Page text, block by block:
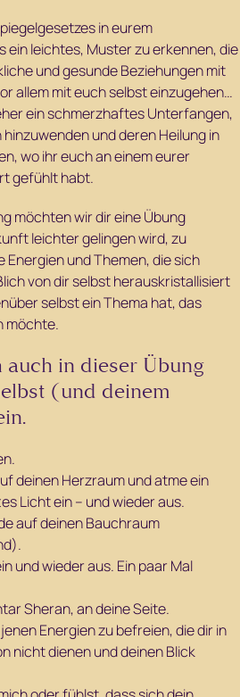
in eurem
ein leichtes, Muster zu erkennen, die
und gesunde Beziehungen mit
allem mit euch selbst einzugehen…
ein schmerzhaftes Unterfangen,
und deren Heilung in
wo ihr euch an einem eurer
gefühlt habt.
möchten wir dir eine Übung
leichter gelingen wird, zu
und Themen, die sich
von dir selbst herauskristallisiert
selbst ein Thema hat, das
möchte.
in dieser Übung
(und deinem
deinen Herzraum und atme ein
Licht ein – und wieder aus.
auf deinen Bauchraum
und wieder aus. Ein paar Mal
Sheran, an deine Seite.
Energien zu befreien, die dir in
nicht dienen und deinen Blick